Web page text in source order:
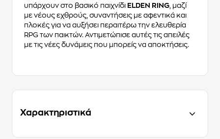
υπάρχουν στο βασικό παιχνίδι ELDEN RING , μαζί
με νέους εχθρούς, συναντήσεις με αφεντικά και
πλοκές για να αυξήσει περαιτέρω την ελευθερία
RPG των παικτών. Αντιμετώπισε αυτές τις απειλές
με τις νέες δυνάμεις που μπορείς να αποκτήσεις.
Χαρακτηριστικά